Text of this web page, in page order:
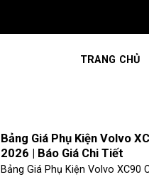
TRANG CHỦ
Bảng Giá Phụ Kiện Volvo
2026 | Báo Giá Chi Tiết
Bảng Giá Phụ Kiện Volvo XC90